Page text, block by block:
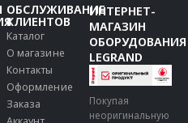
ОБСЛУЖИВАНИЕ
КЛИЕНТОВ
Каталог
О магазине
Контакты
Оформление
Заказа
ИНТЕРНЕТ-
МАГАЗИН
ОБОРУДОВАНИЯ
LEGRAND
Покупая
неоригинальную